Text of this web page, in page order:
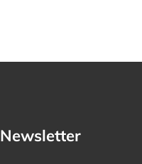
Newsletter